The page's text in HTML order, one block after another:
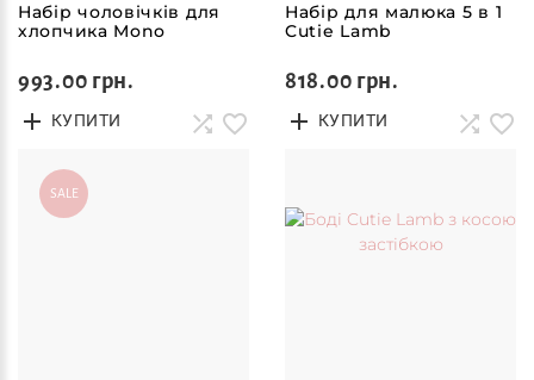
Набір чоловічків для
хлопчика Mono
993.00 грн.
КУПИТИ
Набір для малюка 5 в 1
Cutie Lamb
818.00 грн.
КУПИТИ
SALE